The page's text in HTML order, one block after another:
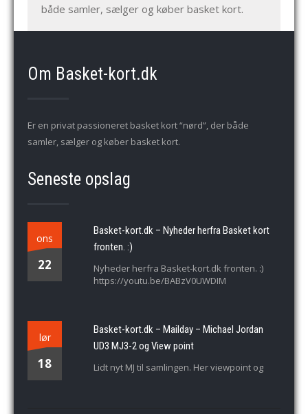
både samler, sælger og køber basket kort.
Om Basket-kort.dk
Er en privat passioneret basket kort “nørd”, der både
samler, sælger og køber basket kort.
Seneste opslag
ons
22
Basket-kort.dk – Nyheder herfra Basket kort
fronten. :)
Nyheder herfra Basket-kort.dk fronten. :)
https://youtu.be/BABzV0UWDIM
lør
18
Basket-kort.dk – Mailday – Michael Jordan
UD3 MJ3-2 og View point
Lidt nyt MJ til samlingen. Her viewpoint og